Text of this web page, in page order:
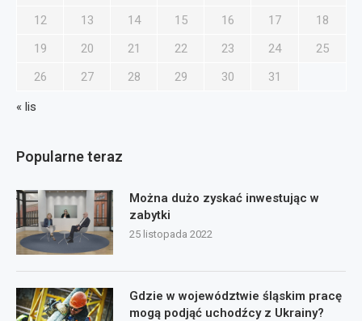
Popularne teraz
Można dużo zyskać inwestując w
zabytki
25 listopada 2022
Gdzie w województwie śląskim pracę
mogą podjąć uchodźcy z Ukrainy?
12
13 14 15 16 17
18
19
20 21 22 23 24
25
26
27 28 29 30 31
« lis